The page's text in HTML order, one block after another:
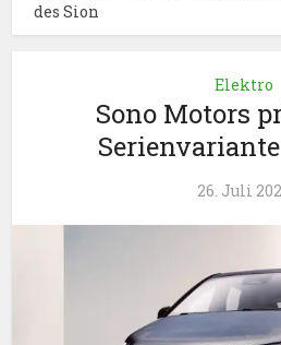
des Sion
Elektro
Sono Motors
26. Juli